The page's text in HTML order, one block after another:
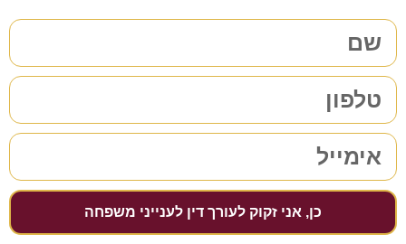
כן, אני זקוק לעורך דין לענייני משפחה